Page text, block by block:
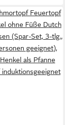
Feuertopf
ohne Füße Dutch
(Spar-Set, 3-tlg.,
geeignet),
als Pfanne